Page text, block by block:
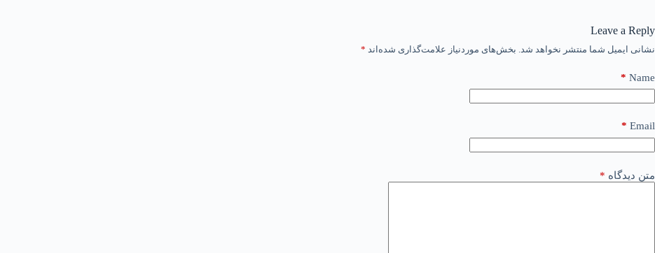
Leave a Reply
نشانی ایمیل شما منتشر نخواهد شد. بخش‌های موردنیاز علامت‌گذاری شده‌اند *
Name
*
Email
*
متن دیدگاه *